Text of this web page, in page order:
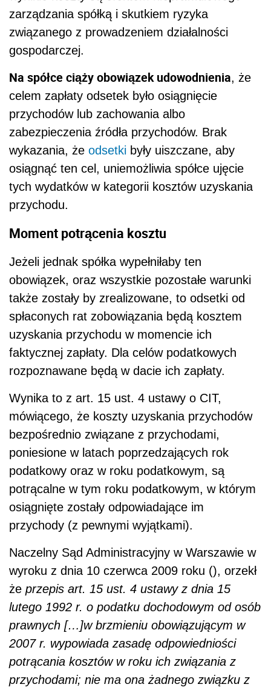
zarządzania spółką i skutkiem ryzyka
związanego z prowadzeniem działalności
gospodarczej.
Na spółce ciąży obowiązek udowodnienia, że
celem zapłaty odsetek było osiągnięcie
przychodów lub zachowania albo
zabezpieczenia źródła przychodów. Brak
wykazania, że odsetki były uiszczane, aby
osiągnąć ten cel, uniemożliwia spółce ujęcie
tych wydatków w kategorii kosztów uzyskania
przychodu.
Moment potrącenia kosztu
Jeżeli jednak spółka wypełniłaby ten
obowiązek, oraz wszystkie pozostałe warunki
także zostały by zrealizowane, to odsetki od
spłaconych rat zobowiązania będą kosztem
uzyskania przychodu w momencie ich
faktycznej zapłaty. Dla celów podatkowych
rozpoznawane będą w dacie ich zapłaty.
Wynika to z art. 15 ust. 4 ustawy o CIT,
mówiącego, że koszty uzyskania przychodów
bezpośrednio związane z przychodami,
poniesione w latach poprzedzających rok
podatkowy oraz w roku podatkowym, są
potrącalne w tym roku podatkowym, w którym
osiągnięte zostały odpowiadające im
przychody (z pewnymi wyjątkami).
Naczelny Sąd Administracyjny w Warszawie w
wyroku z dnia 10 czerwca 2009 roku (), orzekł
że przepis art. 15 ust. 4 ustawy z dnia 15
lutego 1992 r. o podatku dochodowym od osób
prawnych […]w brzmieniu obowiązującym w
2007 r. wypowiada zasadę odpowiedniości
potrącania kosztów w roku ich związania z
przychodami; nie ma ona żadnego związku z